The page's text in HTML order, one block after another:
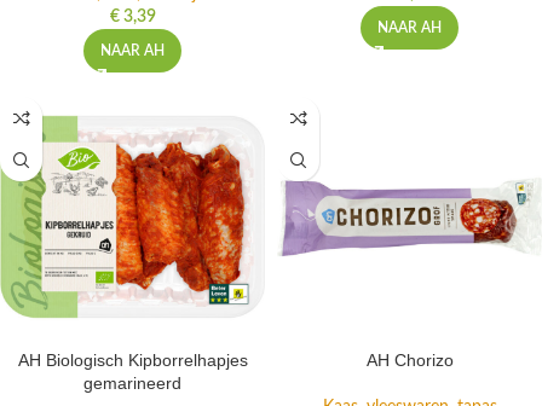
Salades,Pizza, Maaltijden
€ 3,39
NAAR AH
€ 3,79
NAAR AH
AH Biologisch Kipborrelhapjes